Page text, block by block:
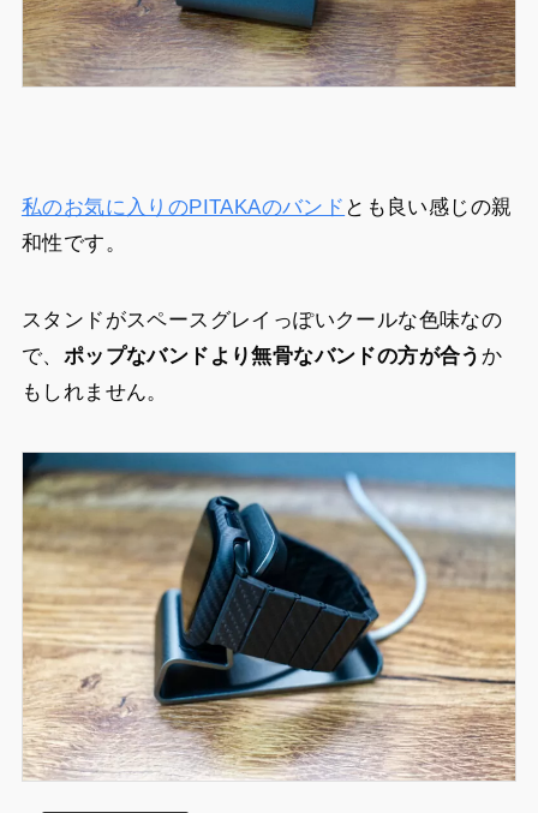
私のお気に入りのPITAKAのバンド とも良い感じの親
和性です。
スタンドがスペースグレイっぽいクールな色味なの
で、 ポップなバンドより無骨なバンドの方が合う か
もしれません。